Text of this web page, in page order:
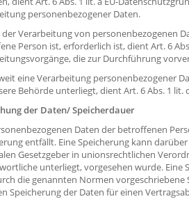
personenbezogener Daten.
der Verarbeitung von personenbezogenen
Person ist, erforderlich ist, dient Art. 6
die zur Durchführung
eine Verarbeitung personenbezogener
Behörde unterliegt, dient Art. 6 Abs. 1 lit.
der Daten/ Speicherdauer
Daten der betroffenen
entfällt. Eine Speicherung kann
Gesetzgeber in unionsrechtlichen
unterliegt, vorgesehen wurde. Eine
die genannten Normen vorgeschriebene
Speicherung der Daten für einen